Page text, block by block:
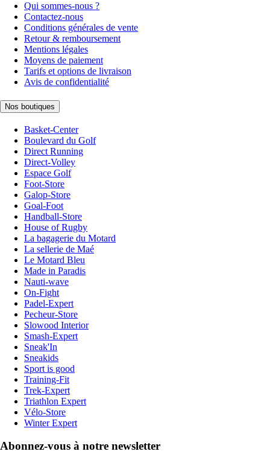
Qui sommes-nous ?
Contactez-nous
Conditions générales de vente
Retour & remboursement
Mentions légales
Moyens de paiement
Tarifs et options de livraison
Avis de confidentialité
Nos boutiques
Basket-Center
Boulevard du Golf
Direct Running
Direct-Volley
Espace Golf
Foot-Store
Galop-Store
Goal-Foot
Handball-Store
House of Rugby
La bagagerie du Motard
La sellerie de Maé
Le Motard Bleu
Made in Paradis
Nauti-wave
On-Fight
Padel-Expert
Pecheur-Store
Slowood Interior
Smash-Expert
Sneak'In
Sneakids
Sport is good
Training-Fit
Trek-Expert
Triathlon Expert
Vélo-Store
Winter Expert
Abonnez-vous à notre newsletter